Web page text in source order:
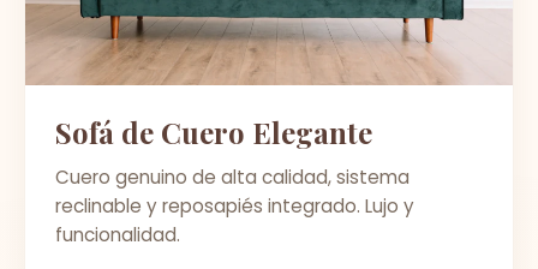
Sofá de Cuero Elegante
Cuero genuino de alta calidad, sistema
reclinable y reposapiés integrado. Lujo y
funcionalidad.